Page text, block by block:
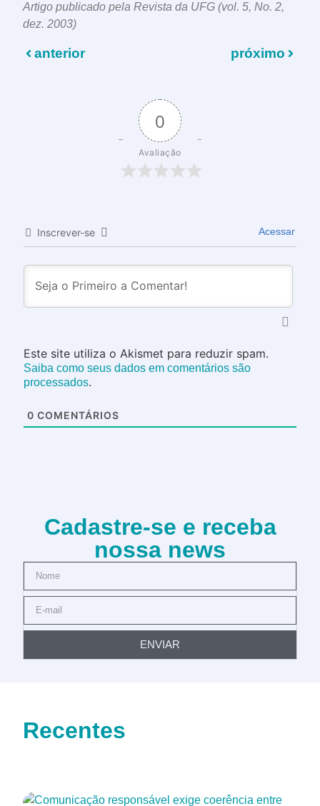
Artigo publicado pela Revista da UFG (vol. 5, No. 2,
dez. 2003)
anterior próximo
0
Avaliação
Inscrever-se Acessar
Este site utiliza o Akismet para reduzir spam.
Saiba como seus dados em comentários são
processados.
0 COMENTÁRIOS
Cadastre-se e receba
nossa news
ENVIAR
Recentes